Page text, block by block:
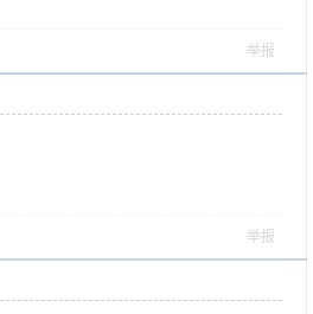
举报
举报